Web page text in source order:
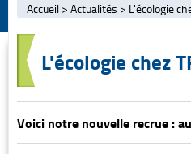
Accueil > Actualités > L'écologie
L'écologie chez
Voici notre nouvelle recrue :